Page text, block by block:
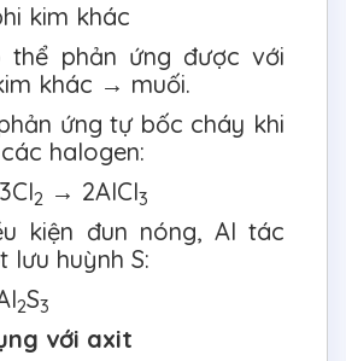
kim khác
thể phản ứng được với
khác → muối.
ứng tự bốc cháy khi
halogen:
2 → 2AlCl3
kiện đun nóng, Al tác
lưu huỳnh S:
2S3
với axit